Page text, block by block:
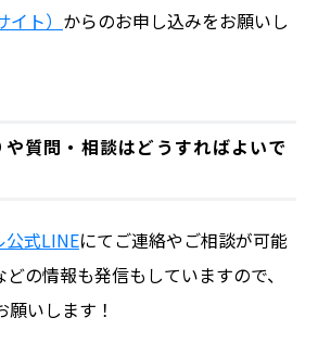
ト） からのお申し込みをお願いし
質問・相談はどうすればよいで
公式LINEにてご連絡やご相談が可能
の情報も発信もしていますので、
いします！